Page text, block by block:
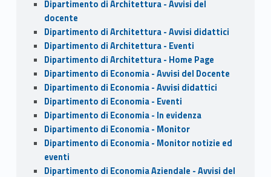
Dipartimento di Architettura - Avvisi del
docente
Dipartimento di Architettura - Avvisi didattici
Dipartimento di Architettura - Eventi
Dipartimento di Architettura - Home Page
Dipartimento di Economia - Avvisi del Docente
Dipartimento di Economia - Avvisi didattici
Dipartimento di Economia - Eventi
Dipartimento di Economia - In evidenza
Dipartimento di Economia - Monitor
Dipartimento di Economia - Monitor notizie ed
eventi
Dipartimento di Economia Aziendale - Avvisi del